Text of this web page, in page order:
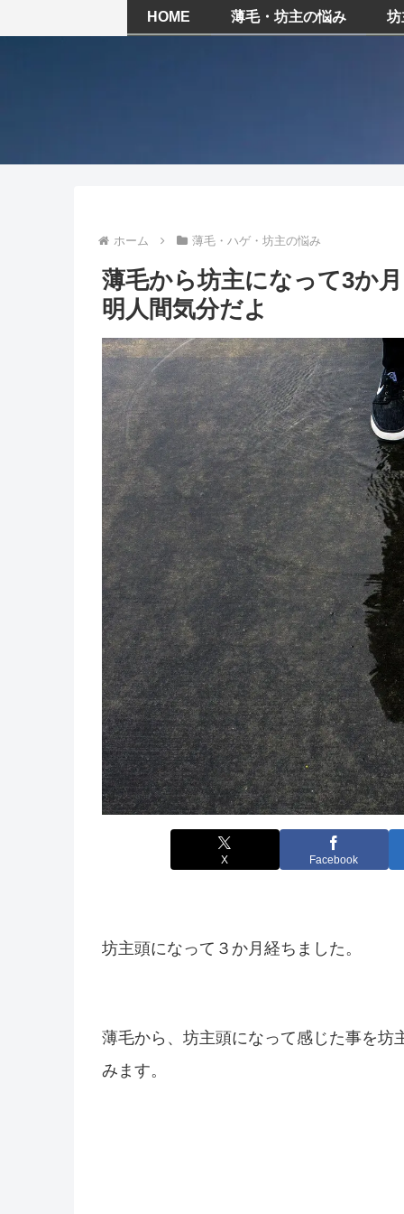
HOME 薄毛・坊主の悩み 坊
ホーム 薄毛・ハゲ・坊主の悩み
薄毛から坊主になって3か
明人間気分だよ
X Facebook
坊主頭になって３か月経ちました。
薄毛から、坊主頭になって感じた事を
みます。